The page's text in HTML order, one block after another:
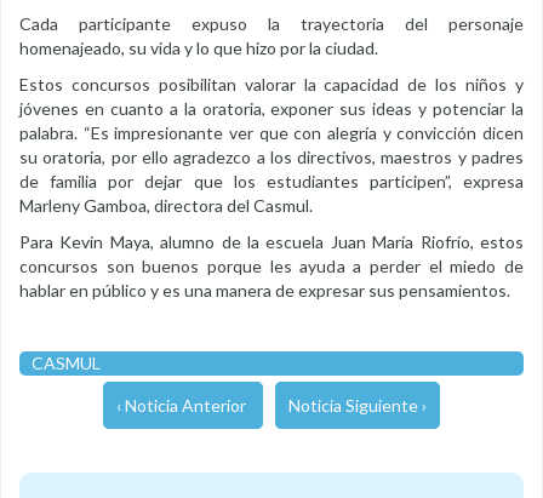
Cada participante expuso la trayectoria del personaje
homenajeado, su vida y lo que hizo por la ciudad.
Estos concursos posibilitan valorar la capacidad de los niños y
jóvenes en cuanto a la oratoria, exponer sus ideas y potenciar la
palabra. “Es impresionante ver que con alegría y convicción dicen
su oratoria, por ello agradezco a los directivos, maestros y padres
de familia por dejar que los estudiantes participen”, expresa
Marleny Gamboa, directora del Casmul.
Para Kevin Maya, alumno de la escuela Juan María Riofrío, estos
concursos son buenos porque les ayuda a perder el miedo de
hablar en público y es una manera de expresar sus pensamientos.
CASMUL
‹ Noticia Anterior Noticia Siguiente ›